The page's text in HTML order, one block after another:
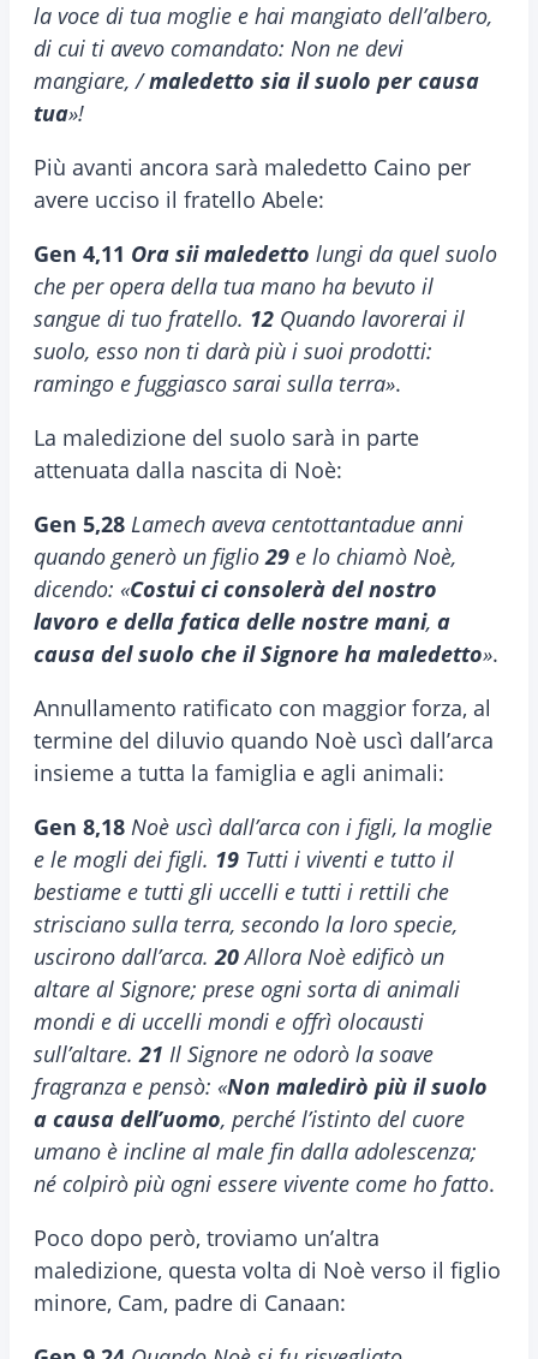
la voce di tua moglie e hai mangiato dell’albero,
di cui ti avevo comandato: Non ne devi
mangiare, /maledetto sia il suolo per causa
tua»!
Più avanti ancora sarà maledetto Caino per
avere ucciso il fratello Abele:
Gen 4,11 Ora sii maledetto lungi da quel suolo
che per opera della tua mano ha bevuto il
sangue di tuo fratello. 12 Quando lavorerai il
suolo, esso non ti darà più i suoi prodotti:
ramingo e fuggiasco sarai sulla terra».
La maledizione del suolo sarà in parte
attenuata dalla nascita di Noè:
Gen 5,28 Lamech aveva centottantadue anni
quando generò un figlio29 e lo chiamò Noè,
dicendo: «Costui ci consolerà del nostro
lavoro e della fatica delle nostre mani, a
causa del suolo che il Signore ha maledetto».
Annullamento ratificato con maggior forza, al
termine del diluvio quando Noè uscì dall’arca
insieme a tutta la famiglia e agli animali:
Gen 8,18 Noè uscì dall’arca con i figli, la moglie
e le mogli dei figli. 19 Tutti i viventi e tutto il
bestiame e tutti gli uccelli e tutti i rettili che
strisciano sulla terra, secondo la loro specie,
uscirono dall’arca.20Allora Noè edificò un
altare al Signore; prese ogni sorta di animali
mondi e di uccelli mondi e offrì olocausti
sull’altare.21 Il Signore ne odorò la soave
fragranza e pensò: «Non maledirò più il suolo
a causa dell’uomo, perché l’istinto del cuore
umano è incline al male fin dalla adolescenza;
né colpirò più ogni essere vivente come ho fatto.
Poco dopo però, troviamo un’altra
maledizione, questa volta di Noè verso il figlio
minore, Cam, padre di Canaan: